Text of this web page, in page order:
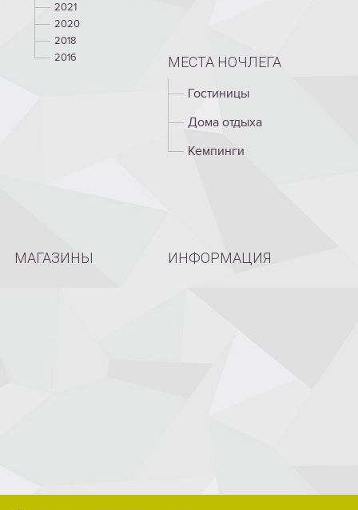
2021
2020
2018
2016
МЕСТА НОЧЛЕГА
Гостиницы
Дома отдыха
Кемпинги
МАГАЗИНЫ ИНФОРМАЦИЯ